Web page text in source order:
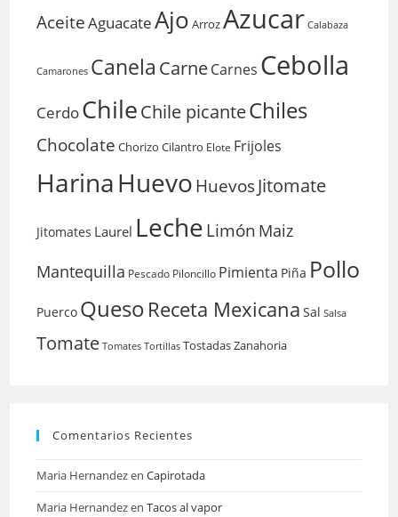
AceiteAguacateAjo ArrozAzucar Calabaza
Camarones Canela CarneCarnes Cebolla
CerdoChileChile picanteChiles
Chocolate Chorizo Cilantro Elote Frijoles
HarinaHuevoHuevosJitomate
Jitomates Laurel LecheLimón Maiz
Mantequilla Pescado Piloncillo Pimienta Piña Pollo
Puerco QuesoReceta Mexicana Sal Salsa
Tomate Tomates Tortillas TostadasZanahoria
Comentarios Recientes
Maria HernandezenCapirotada
Maria HernandezenTacos al vapor